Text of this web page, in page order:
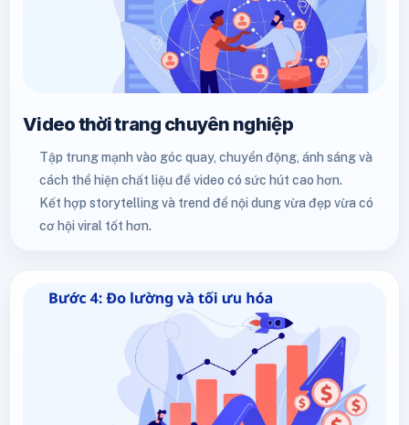
Video thời trang chuyên nghiệp
Tập trung mạnh vào góc quay, chuyển động, ánh sáng và
cách thể hiện chất liệu để video có sức hút cao hơn.
Kết hợp storytelling và trend để nội dung vừa đẹp vừa có
cơ hội viral tốt hơn.